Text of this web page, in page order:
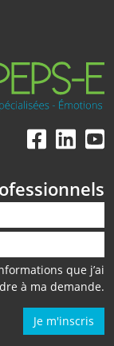
que j’ai
à ma demande.
Je m'inscris